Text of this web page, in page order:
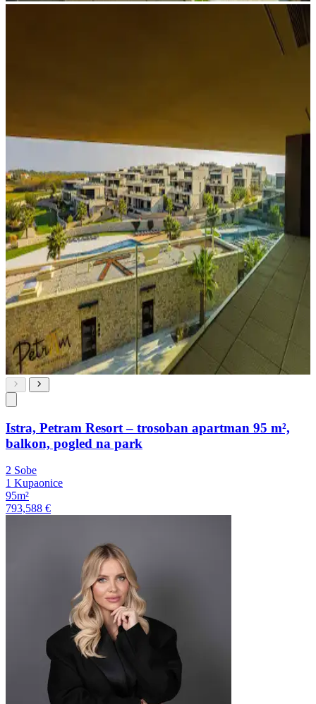
Istra, Petram Resort – trosoban apartman 95 m²,
balkon, pogled na park
2 Sobe
1 Kupaonice
95m²
793,588 €